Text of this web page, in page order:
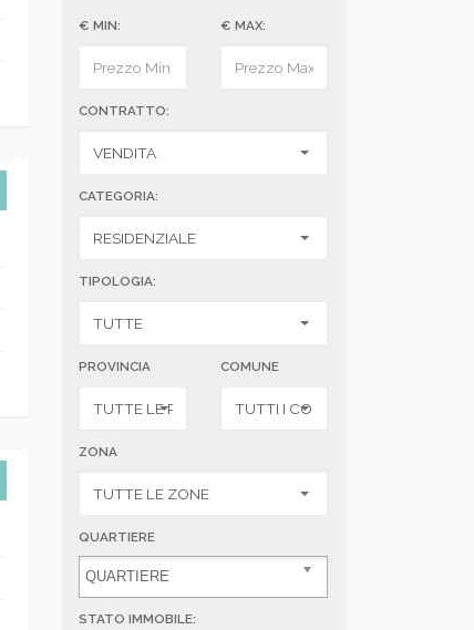
€ MIN: € MAX:
CONTRATTO:
CATEGORIA:
TIPOLOGIA:
PROVINCIA COMUNE
ZONA
QUARTIERE
STATO IMMOBILE: